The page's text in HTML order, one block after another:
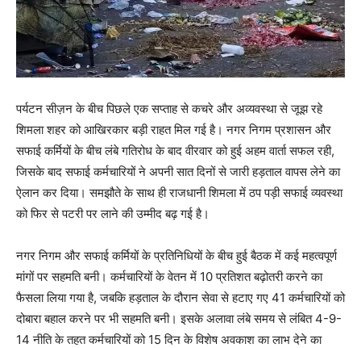
पर्यटन सीज़न के बीच पिछले एक सप्ताह से कचरे और अव्यवस्था से जूझ रहे
शिमला शहर को आखिरकार बड़ी राहत मिल गई है। नगर निगम प्रशासन और
सफाई कर्मियों के बीच लंबे गतिरोध के बाद वीरवार को हुई अहम वार्ता सफल रही,
जिसके बाद सफाई कर्मचारियों ने अपनी सात दिनों से जारी हड़ताल वापस लेने का
ऐलान कर दिया। समझौते के साथ ही राजधानी शिमला में ठप पड़ी सफाई व्यवस्था
को फिर से पटरी पर लाने की उम्मीद बढ़ गई है।
नगर निगम और सफाई कर्मियों के प्रतिनिधियों के बीच हुई बैठक में कई महत्वपूर्ण
मांगों पर सहमति बनी। कर्मचारियों के वेतन में 10 प्रतिशत बढ़ोतरी करने का
फैसला लिया गया है, जबकि हड़ताल के दौरान सेवा से हटाए गए 41 कर्मचारियों को
दोबारा बहाल करने पर भी सहमति बनी। इसके अलावा लंबे समय से लंबित 4-9-
14 नीति के तहत कर्मचारियों को 15 दिन के विशेष अवकाश का लाभ देने का